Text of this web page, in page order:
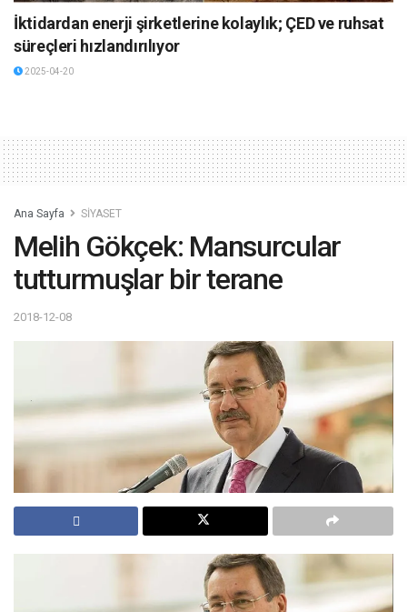
İktidardan enerji şirketlerine kolaylık; ÇED ve ruhsat
süreçleri hızlandırılıyor
2025-04-20
Ana Sayfa SİYASET
Melih Gökçek: Mansurcular
tutturmuşlar bir terane
2018-12-08